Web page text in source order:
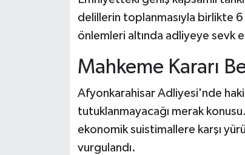
delillerin toplanmasıyla birlikte
önlemleri altında adliyeye sevk
Mahkeme Kararı
Afyonkarahisar Adliyesi'nde
tutuklanmayacağı merak
ekonomik suistimallere karşı
vurgulandı.